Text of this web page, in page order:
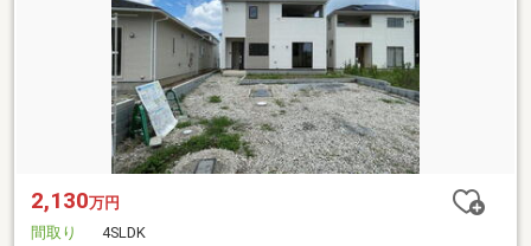
2,130万円
間取り
4SLDK